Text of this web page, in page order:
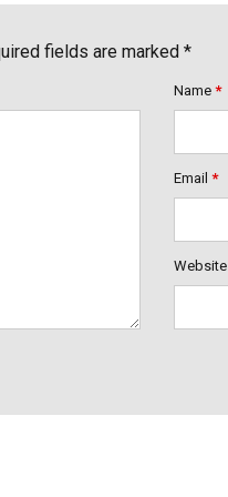
fields are marked *
Name *
Email *
Website